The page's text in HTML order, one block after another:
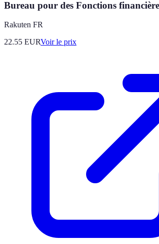
Bureau pour des Fonctions
Rakuten FR
22.55 EURVoir le prix